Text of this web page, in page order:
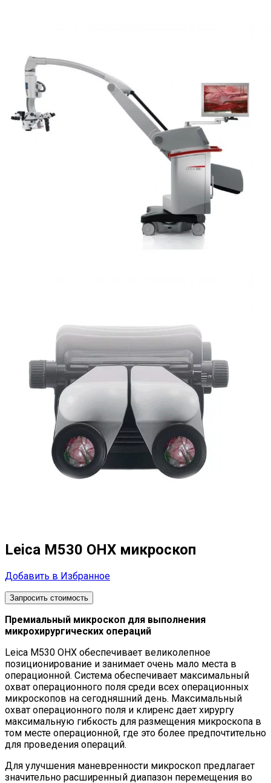
Leica М530 OHX микроскоп
Добавить в Избранное
Запросить стоимость
Премиальный микроскоп для выполнения
микрохирургических операций
Leica М530 OHX обеспечивает великолепное
позиционирование и занимает очень мало места в
операционной. Система обеспечивает максимальный
охват операционного поля среди всех операционных
микроскопов на сегодняшний день. Максимальный
охват операционного поля и клиренс дает хирургу
максимальную гибкость для размещения микроскопа в
том месте операционной, где это более предпочтительно
для проведения операций.
Для улучшения маневренности микроскоп предлагает
значительно расширенный диапазон перемещения во